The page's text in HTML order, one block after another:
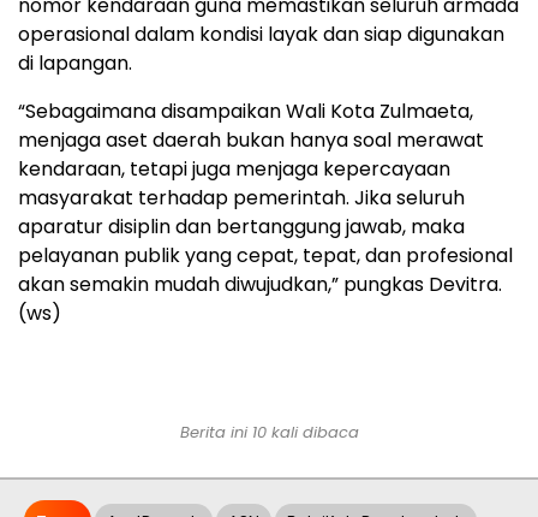
operasional dalam kondisi layak dan siap digunakan
di lapangan.
“Sebagaimana disampaikan Wali Kota Zulmaeta,
menjaga aset daerah bukan hanya soal merawat
kendaraan, tetapi juga menjaga kepercayaan
masyarakat terhadap pemerintah. Jika seluruh
aparatur disiplin dan bertanggung jawab, maka
pelayanan publik yang cepat, tepat, dan profesional
akan semakin mudah diwujudkan,” pungkas Devitra.
(ws)
Berita ini 10 kali dibaca